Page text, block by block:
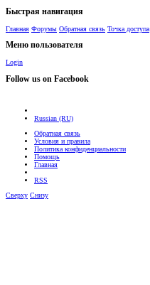
Быстрая навигация
Главная Форумы Обратная связь Точка доступа
Меню пользователя
Login
Follow us on Facebook
Russian (RU)
Обратная связь
Условия и правила
Политика конфиденциальности
Помощь
Главная
RSS
Сверху Снизу